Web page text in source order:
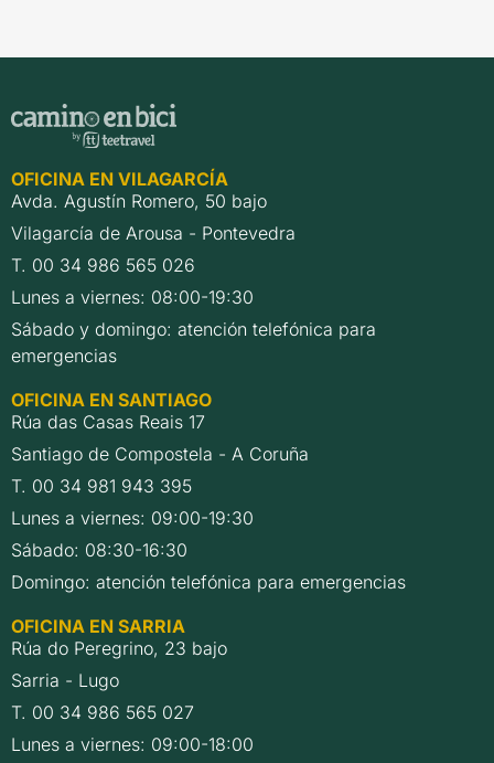
OFICINA EN VILAGARCÍA
Avda. Agustín Romero, 50 bajo
Vilagarcía de Arousa - Pontevedra
T. 00 34 986 565 026
Lunes a viernes: 08:00-19:30
Sábado y domingo: atención telefónica para
emergencias
OFICINA EN SANTIAGO
Rúa das Casas Reais 17
Santiago de Compostela - A Coruña
T. 00 34 981 943 395
Lunes a viernes: 09:00-19:30
Sábado: 08:30-16:30
Domingo: atención telefónica para emergencias
OFICINA EN SARRIA
Rúa do Peregrino, 23 bajo
Sarria - Lugo
T. 00 34 986 565 027
Lunes a viernes: 09:00-18:00